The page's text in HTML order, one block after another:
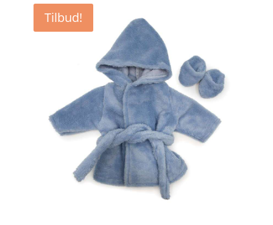
var:
kr. 99,95.
kr. 20,00.
Tilbud!